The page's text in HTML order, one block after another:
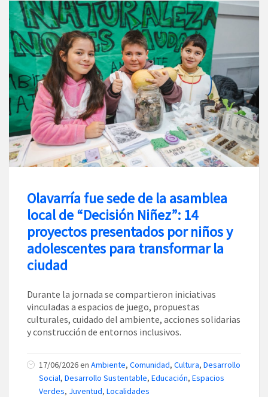
Olavarría fue sede de la asamblea
local de “Decisión Niñez”: 14
proyectos presentados por niños y
adolescentes para transformar la
ciudad
Durante la jornada se compartieron iniciativas
vinculadas a espacios de juego, propuestas
culturales, cuidado del ambiente, acciones solidarias
y construcción de entornos inclusivos.
17/06/2026en Ambiente, Comunidad, Cultura, Desarrollo
Social, Desarrollo Sustentable, Educación, Espacios
Verdes, Juventud, Localidades